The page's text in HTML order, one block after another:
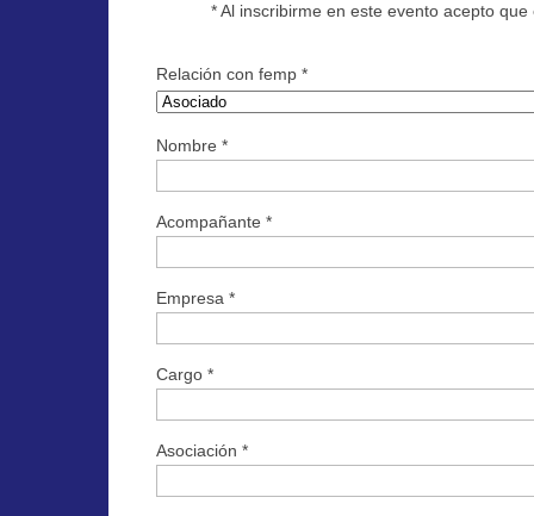
* Al inscribirme en este evento acepto
Relación con femp *
Nombre *
Acompañante *
Empresa *
Cargo *
Asociación *